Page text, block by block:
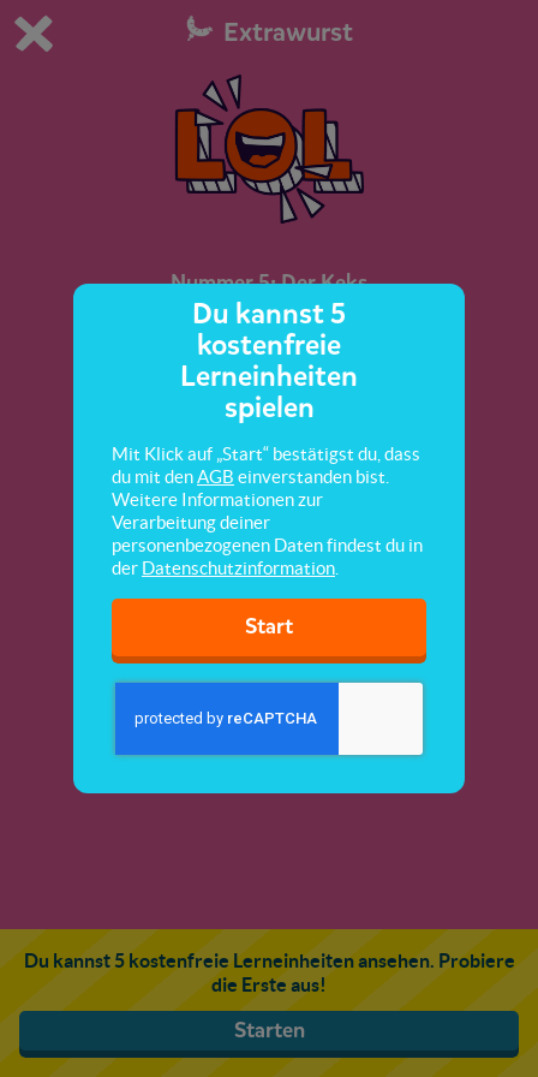
Du spielst die kostenfreie Testversion von scoyo.
Jetzt bestellen
0 1
Extrawurst
Nummer 5: Der Keks
Du kannst 5 kostenfreie Lerneinheiten ansehen. Probiere
die Erste aus!
Starten
Du kannst 5
kostenfreie
Lerneinheiten
spielen
Mit Klick auf „Start“ bestätigst du, dass
du mit denAGB einverstanden bist.
Weitere Informationen zur
Verarbeitung deiner
personenbezogenen Daten findest du in
der Datenschutzinformation
Start